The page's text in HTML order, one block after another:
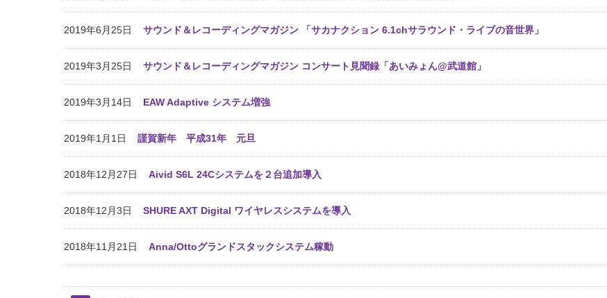
2019年6月25日 サウンド＆レコーディングマガジン 「サカナクション 6.1chサラウンド・ライブの音世界」
2019年3月25日 サウンド＆レコーディングマガジン コンサート見聞録「あいみょん@武道館」
2019年3月14日 EAW Adaptive システム増強
2019年1月1日 謹賀新年 平成31年 元旦
2018年12月27日 Aivid S6L 24Cシステムを２台追加導入
2018年12月3日 SHURE AXT Digital ワイヤレスシステムを導入
2018年11月21日 Anna/Ottoグランドスタックシステム稼動